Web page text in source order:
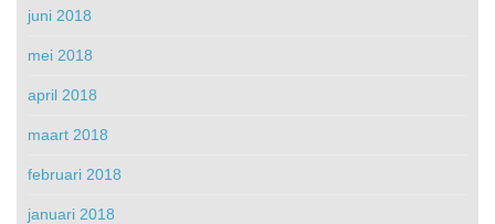
juni 2018
mei 2018
april 2018
maart 2018
februari 2018
januari 2018